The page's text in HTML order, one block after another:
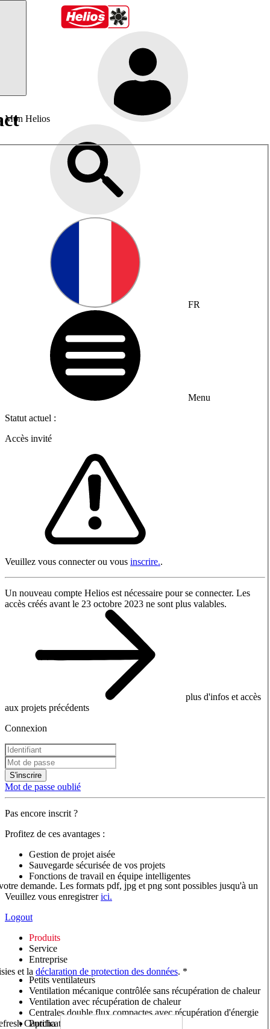
Mon Helios
FR
Menu
Statut actuel :
Accès invité
Veuillez vous connecter ou vous inscrire..
Un nouveau compte Helios est nécessaire pour se connecter. Les
accès créés avant le 23 octobre 2023 ne sont plus valables.
plus d'infos et accès
aux projets précédents
Connexion
S'inscrire
Mot de passe oublié
Pas encore inscrit ?
Profitez de ces avantages :
Gestion de projet aisée
Sauvegarde sécurisée de vos projets
Fonctions de travail en équipe intelligentes
Veuillez vous enregistrerici.
Logout
Produits
Service
Entreprise
Petits ventilateurs
Ventilation mécanique contrôlée sans récupération de chaleur
Ventilation avec récupération de chaleur
Centrales double flux compactes avec récupération d'énergie
Purificateurs d'air/Moniteurs CO
demande. Les formats pdf, jpg et png sont possibles jusqu'à un
et la déclaration de protection des données. *